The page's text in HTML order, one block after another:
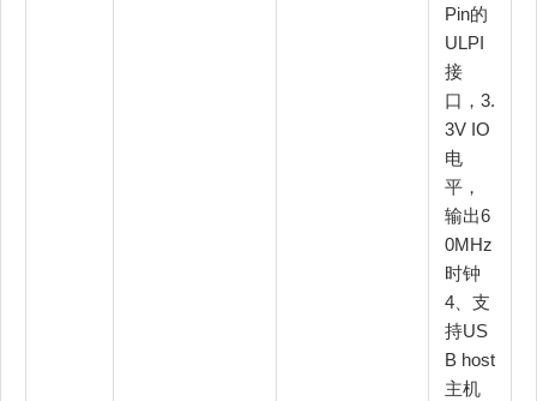
Pin的
ULPI
接
口，3.
3V IO
电
平，
输出6
0MHz
时钟
4、支
持US
B host
主机